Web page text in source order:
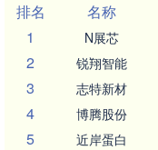
排名
名称
1
N展芯
2 锐翔智能
3 志特新材
4 博腾股份
5 近岸蛋白